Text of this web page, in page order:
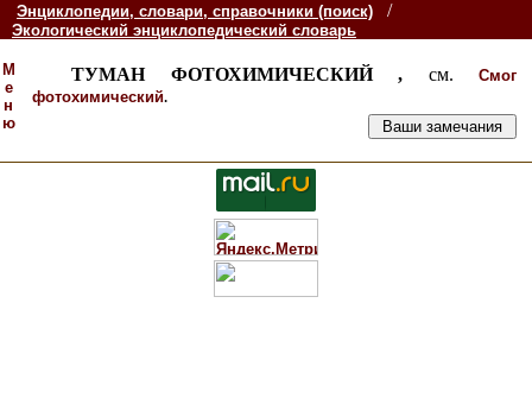
Энциклопедии, словари, справочники (поиск) /
Экологический энциклопедический словарь
М
е
н
ю
ТУМАН ФОТОХИМИЧЕСКИЙ , см.Смог
фотохимический.